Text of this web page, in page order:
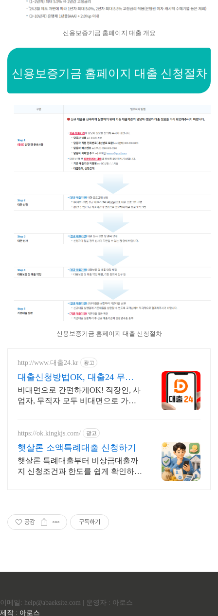
신용보증기금 홈페이지 대출 개요
신용보증기금 홈페이지 대출 신청절차
신용보증기금 홈페이지 대출 신청절차
http://www.대출24.kr 광고
대출신청방법OK, 대출24 무서
류 No신용 대출가능!
비대면으로 간편하게OK! 직장인, 사
업자, 무직자 모두 비대면으로 가능
https://ok.kingkjs.com/ 광고
햇살론 소액특례대출 신청하기
햇살론 특례대출부터 비상금대출까
지 신청조건과 한도를 쉽게 확인하세
공감 구독하기
이메일: help@abaeksite.com | 운영자 : 아로스
제작 : 아로스